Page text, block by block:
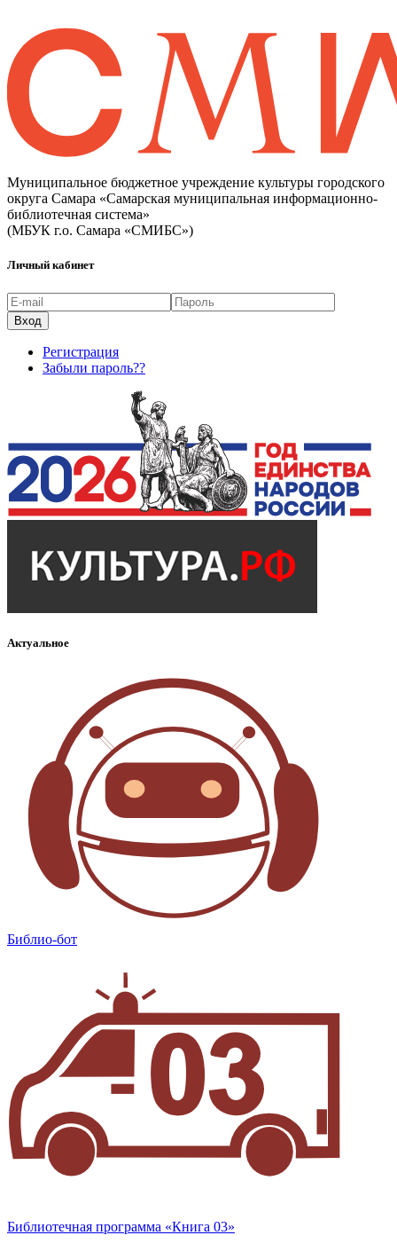
Муниципальное бюджетное учреждение культуры городского
округа Самара «Самарская муниципальная информационно-
библиотечная система»
(МБУК г.о. Самара «СМИБС»)
Личный кабинет
Регистрация
Забыли пароль??
Актуальное
Библио-бот
Библиотечная программа «Книга 03»